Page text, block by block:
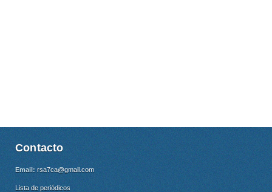
Contacto
Email: rsa7ca@gmail.com
Lista de periódicos